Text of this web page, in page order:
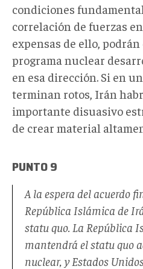
condiciones
correlación de fuerzas
expensas de ello,
programa nuclear
en esa dirección. Si en
terminan rotos, Irán
importante disuasivo
de crear material
PUNTO 9
A la espera del acuerdo
República Islámica de
statu quo. La República
mantendrá el statu quo
nuclear, y Estados